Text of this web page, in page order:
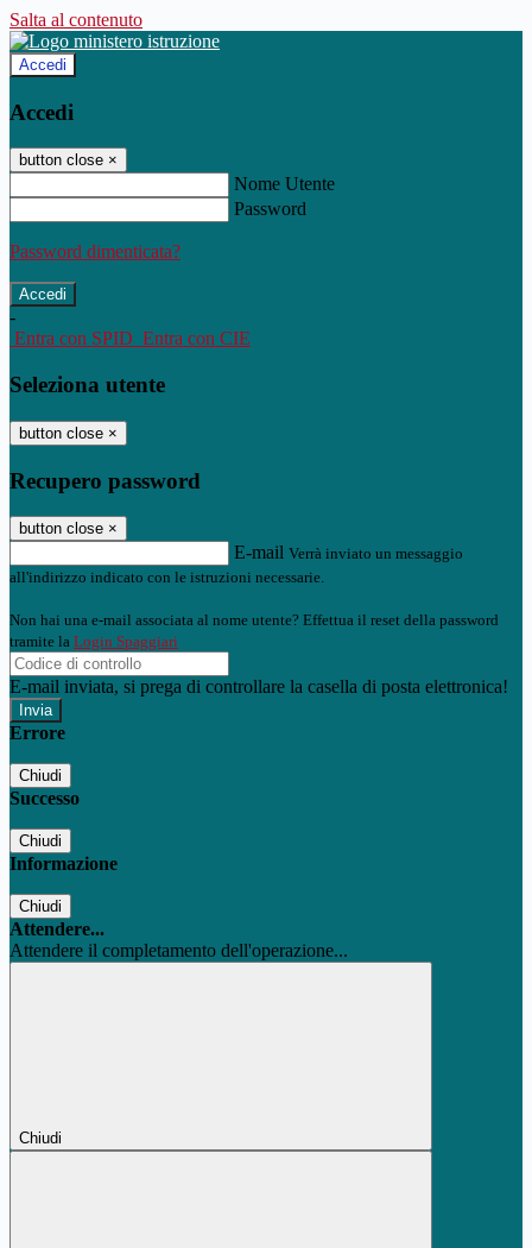
Salta al contenuto
Accedi
Accedi
button close ×
Nome Utente
Password
Password dimenticata?
-
Entra con SPID Entra con CIE
Seleziona utente
button close ×
Recupero password
button close ×
E-mail Verrà inviato un messaggio
all'indirizzo indicato con le istruzioni necessarie.
Non hai una e-mail associata al nome utente? Effettua il reset della password
tramite la Login Spaggiari
E-mail inviata, si prega di controllare la casella di posta elettronica!
Errore
Chiudi
Successo
Chiudi
Informazione
Chiudi
Attendere...
Attendere il completamento dell'operazione...
Chiudi